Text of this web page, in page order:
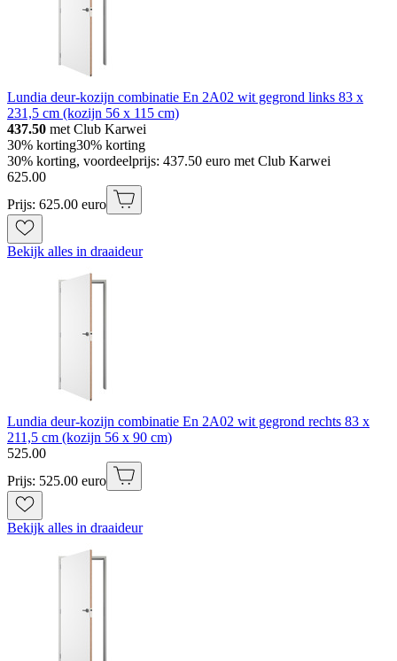
Lundia deur-kozijn combinatie En 2A02 wit gegrond links 83 x
231,5 cm (kozijn 56 x 115 cm)
437.50 met Club Karwei
30% korting30% korting
30% korting, voordeelprijs: 437.50 euro met Club Karwei
625.00
Prijs: 625.00 euro
Bekijk alles in draaideur
Lundia deur-kozijn combinatie En 2A02 wit gegrond rechts 83 x
211,5 cm (kozijn 56 x 90 cm)
525.00
Prijs: 525.00 euro
Bekijk alles in draaideur